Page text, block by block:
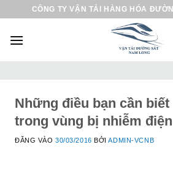
CÔNG TY VẬN TẢI HÀNG HÓA
Những điều bạn cần
trong vùng bị nhiễm điện
ĐĂNG VÀO30/03/2016 BỞIADMIN-VCNB